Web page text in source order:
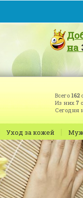
на
Всего 162
Из них 7
Сегодня
Уход за кожей